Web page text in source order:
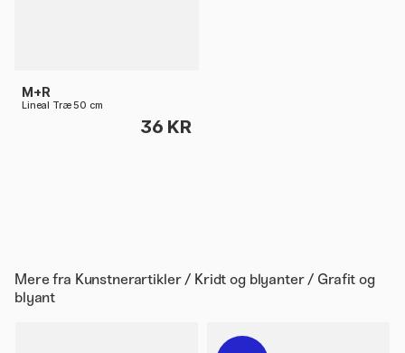
M+R
Lineal Træ 50 cm
36 KR
Mere fra Kunstnerartikler / Kridt og blyanter / Grafit og
blyant